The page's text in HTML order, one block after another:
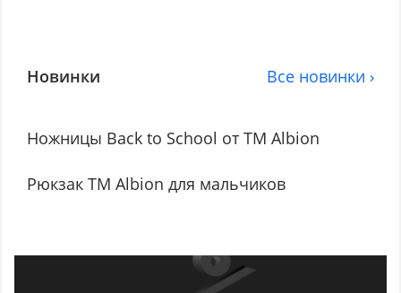
Новинки Все новинки ›
Ножницы Back to School от TM Albion
Рюкзак ТМ Albion для мальчиков